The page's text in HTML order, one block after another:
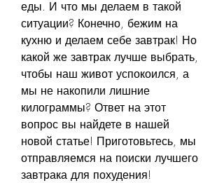
еды. И что мы делаем в такой
ситуации? Конечно, бежим на
кухню и делаем себе завтрак! Но
какой же завтрак лучше выбрать,
чтобы наш живот успокоился, а
мы не накопили лишние
килограммы? Ответ на этот
вопрос вы найдете в нашей
новой статье! Приготовьтесь, мы
отправляемся на поиски лучшего
завтрака для похудения!